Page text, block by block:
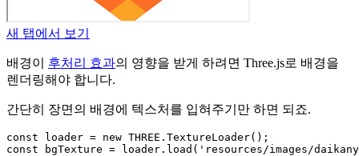
새 탭에서 보기
배경이 후처리 효과의 영향을 받게 하려면 Three.js로 배경을
렌더링해야 합니다.
간단히 장면의 배경에 텍스처를 입혀주기만 하면 되죠.
const loader = new THREE.TextureLoader();
const bgTexture = loader.load('resources/images/